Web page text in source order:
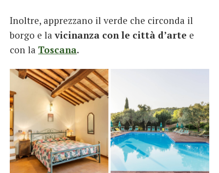
Inoltre, apprezzano il verde che circonda il
borgo e lavicinanza con le città d’arte e
con la Toscana.